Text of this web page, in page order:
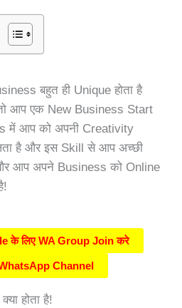
बहुत ही Unique होता है
आप एक New Business Start
में आप को अपनी Creativity
है और इस Skill से आप अच्छी
आप अपने Business को Online
के लिए WA Group Join करे
Channel
होता है!